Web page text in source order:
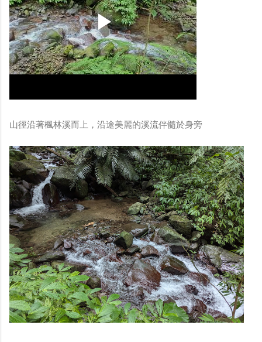
山徑沿著楓林溪而上，沿途美麗的溪流伴髓於身旁